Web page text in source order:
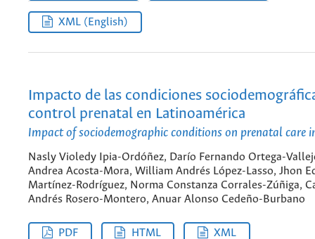
XML (English)
Impacto de las condiciones
control prenatal en Latinoamérica
Impact of sociodemographic conditions on prenatal care
Nasly Violedy Ipia-Ordóñez, Darío Fernando Ortega-
Andrea Acosta-Mora, William Andrés López-Lasso, Jhon
Martínez-Rodríguez, Norma Constanza Corrales-Zúñiga,
Andrés Rosero-Montero, Anuar Alonso Cedeño-Burbano
PDF HTML XML